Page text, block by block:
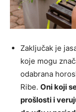
Zaključak je
koje mogu
odabrana
Ribe. Oni koji
prošlosti i